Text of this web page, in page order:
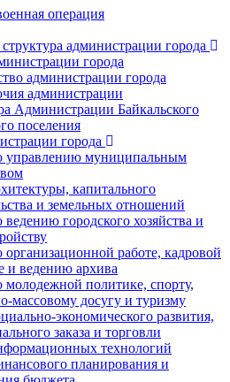
операция
администрации города
города
администрации города
администрации
Администрации Байкальского
поселения
города
управлению муниципальным
капитального
и земельных отношений
городского хозяйства и
организационной работе, кадровой
и ведению архива
молодежной политике, спорту,
массовому досугу и туризму
экономического развития,
заказа и торговли
технологий
планирования и